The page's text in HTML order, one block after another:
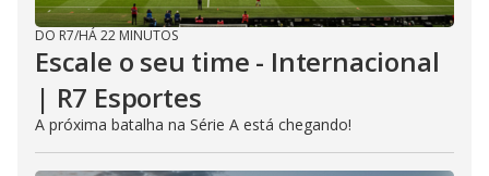
DO R7/HÁ 22 MINUTOS
Escale o seu time - Internacional
| R7 Esportes
A próxima batalha na Série A está chegando!